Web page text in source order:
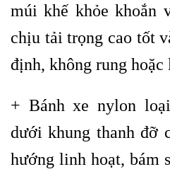
múi khế khỏe khoắn
chịu tải trọng cao tốt
định, không rung hoặc
+ Bánh xe nylon
dưới khung thanh đỡ
hướng linh hoạt, bám